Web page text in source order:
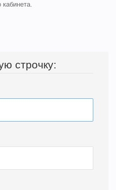
кабинета.
строчку: